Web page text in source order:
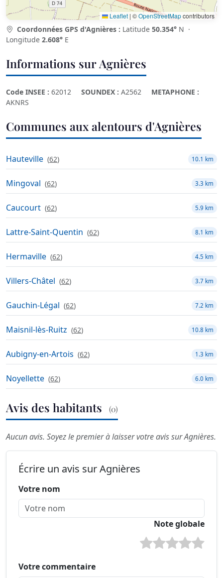
Leaflet | ©OpenStreetMapcontributors
Coordonnées GPS d'Agnières : Latitude 50.354° N ·
Longitude 2.608° E
Informations sur Agnières
Code INSEE : 62012 SOUNDEX : A2562
METAPHONE :
AKNRS
Communes aux alentours d'Agnières
Hauteville (62) 10.1 km
Mingoval (62) 3.3 km
Caucourt (62) 5.9 km
Lattre-Saint-Quentin (62) 8.1 km
Hermaville (62) 4.5 km
Villers-Châtel (62) 3.7 km
Gauchin-Légal (62) 7.2 km
Maisnil-lès-Ruitz (62) 10.8 km
Aubigny-en-Artois (62) 1.3 km
Noyellette (62) 6.0 km
Avis des habitants (0)
Aucun avis. Soyez le premier à laisser votre avis sur Agnières.
Écrire un avis sur Agnières
Votre nom
Note globale
Votre commentaire